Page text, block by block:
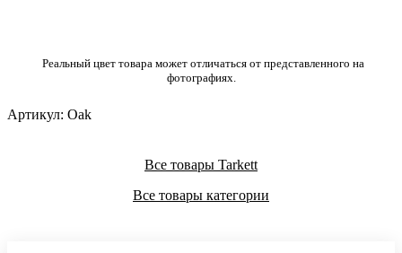
Реальный цвет товара может отличаться от представленного на
фотографиях.
Артикул: Oak
Все товары Tarkett
Все товары категории